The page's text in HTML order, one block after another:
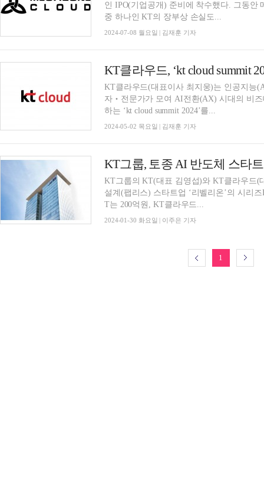
인 IPO(기업공개) 준비에 착수했다. 그동안
중 하나인 KT의 장부상 손실도...
2024-07-08 월요일 | 김재훈 기자
KT클라우드, ‘kt cloud summit
KT클라우드(대표이사 최지웅)는 인공지능
자‧전문가가 모여 AI전환(AX) 시대의 비
하는 ‘kt cloud summit 2024’를...
2024-05-02 목요일 | 김재훈 기자
KT그룹, 토종 AI 반도체 스타
KT그룹의 KT(대표 김영섭)와 KT클라우드
설계(팹리스) 스타트업 ‘리벨리온’의 시리
T는 200억원, KT클라우드...
2024-01-30 화요일 | 이주은 기자
1